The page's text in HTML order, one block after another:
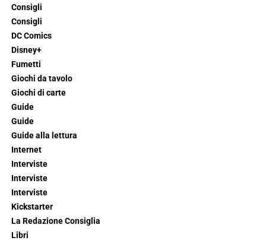
Consigli
Consigli
DC Comics
Disney+
Fumetti
Giochi da tavolo
Giochi di carte
Guide
Guide
Guide alla lettura
Internet
Interviste
Interviste
Interviste
Kickstarter
La Redazione Consiglia
Libri